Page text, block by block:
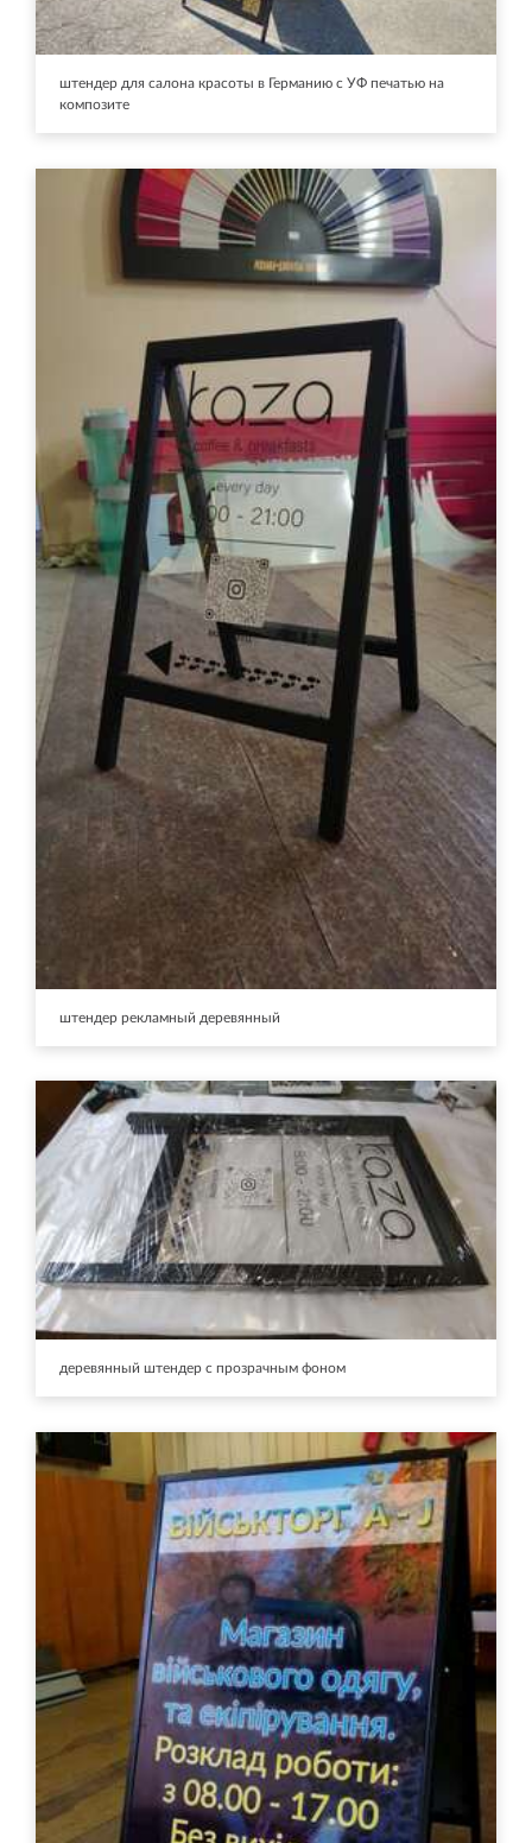
штендер для салона красоты в Германию с УФ печатью на
композите
штендер рекламный деревянный
деревянный штендер с прозрачным фоном